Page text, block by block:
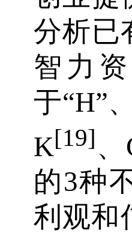
分析已
智力
于“H”
K[19]
的3种
利观和